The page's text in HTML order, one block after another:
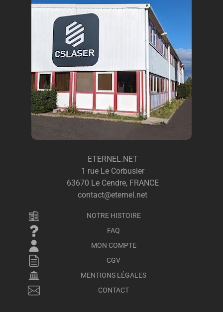
ETERNEL.NET
1 rue Le Corbusier
63670 Le Cendre, FRANCE
contact@eternel.net
NOTRE HISTOIRE
FAQ
MON COMPTE
CGV
MENTIONS LÉGALES
CONTACT